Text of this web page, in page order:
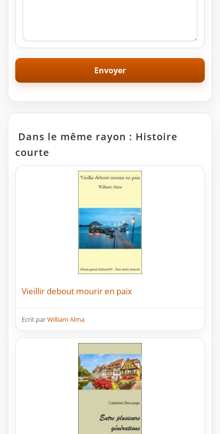
Dans le même rayon : Histoire
courte
Vieillir debout mourir en paix
Ecrit parWilliam Alma